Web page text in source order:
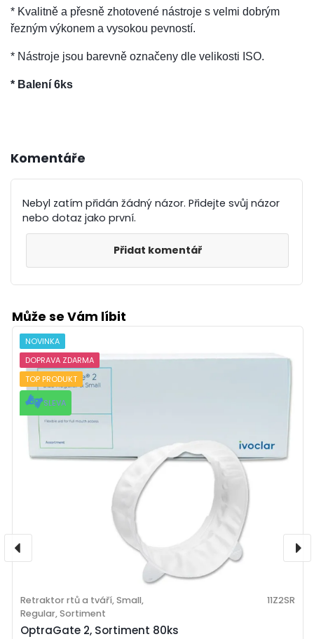
* Kvalitně a přesně zhotovené nástroje s velmi dobrým
řezným výkonem a vysokou pevností.
* Nástroje jsou barevně označeny dle velikosti ISO.
* Balení 6ks
Komentáře
Nebyl zatím přidán žádný názor. Přidejte svůj názor
nebo dotaz jako první.
Přidat komentář
Může se Vám líbit
OptraGate 2, Sortiment 80ks
Retraktor rtů a tváří, Small,
Regular, Sortiment
11Z2SR
NOVINKA
DOPRAVA ZDARMA
TOP PRODUKT
SLEVA